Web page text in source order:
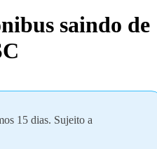
saindo de
15 dias. Sujeito a